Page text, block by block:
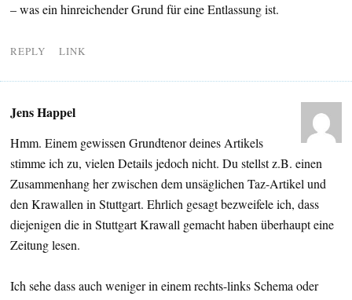
– was ein hinreichender Grund für eine Entlassung ist.
REPLY LINK
Jens Happel
Hmm. Einem gewissen Grundtenor deines Artikels
stimme ich zu, vielen Details jedoch nicht. Du stellst z.B. einen
Zusammenhang her zwischen dem unsäglichen Taz-Artikel und
den Krawallen in Stuttgart. Ehrlich gesagt bezweifele ich, dass
diejenigen die in Stuttgart Krawall gemacht haben überhaupt eine
Zeitung lesen.
Ich sehe dass auch weniger in einem rechts-links Schema oder